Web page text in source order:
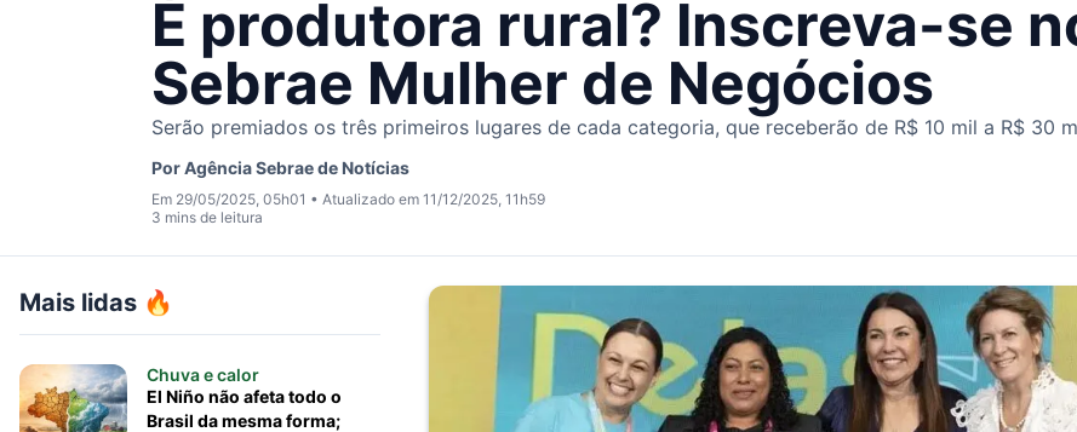
É produtora rural? Inscreva-se
Sebrae Mulher de Negócios
Serão premiados os três primeiros lugares de cada categoria, que receberão de R$ 10 mil a R$ 30
PorAgência Sebrae de Notícias
Em 29/05/2025, 05h01 • Atualizado em 11/12/2025, 11h59
3 mins de leitura
Mais lidas 🔥
Chuva e calor
El Niño não afeta todo o
Brasil da mesma forma;